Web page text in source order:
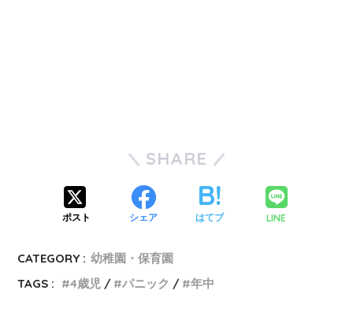
SHARE
ポスト シェア はてブ LINE
CATEGORY : 幼稚園・保育園
TAGS :
4歳児 パニック 年中